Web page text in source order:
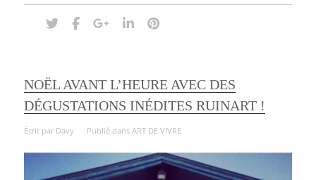
NOËL AVANT L’HEURE AVEC DES
DÉGUSTATIONS INÉDITES RUINART !
Écrit par Davy Publié dans ART DE VIVRE